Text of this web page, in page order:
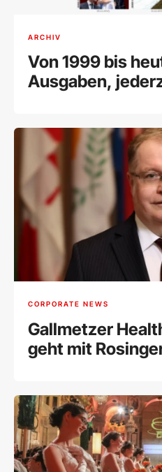
ARCHIV
Von 1999 bis
Ausgaben,
CORPORATE NEWS
Gallmetzer
geht mit